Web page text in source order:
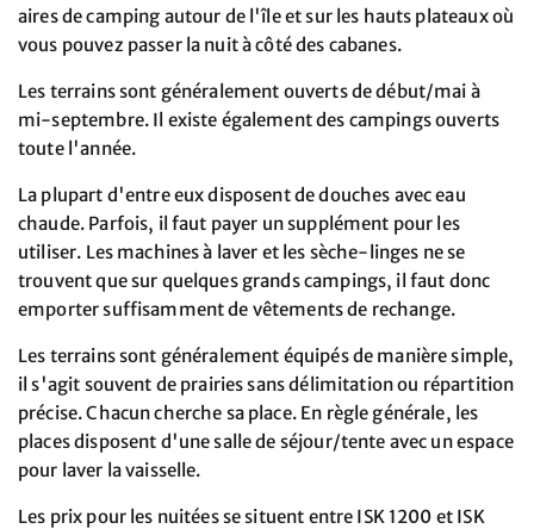
aires de camping autour de l'île et sur les hauts plateaux où
vous pouvez passer la nuit à côté des cabanes.
Les terrains sont généralement ouverts de début/mai à
mi-septembre. Il existe également des campings ouverts
toute l'année.
La plupart d'entre eux disposent de douches avec eau
chaude. Parfois, il faut payer un supplément pour les
utiliser. Les machines à laver et les sèche-linges ne se
trouvent que sur quelques grands campings, il faut donc
emporter suffisamment de vêtements de rechange.
Les terrains sont généralement équipés de manière simple,
il s'agit souvent de prairies sans délimitation ou répartition
précise. Chacun cherche sa place. En règle générale, les
places disposent d'une salle de séjour/tente avec un espace
pour laver la vaisselle.
Les prix pour les nuitées se situent entre ISK 1200 et ISK